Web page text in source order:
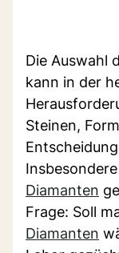
Die Auswahl
kann in der
Steinen,
Diamanten
Frage: Soll
Diamanten